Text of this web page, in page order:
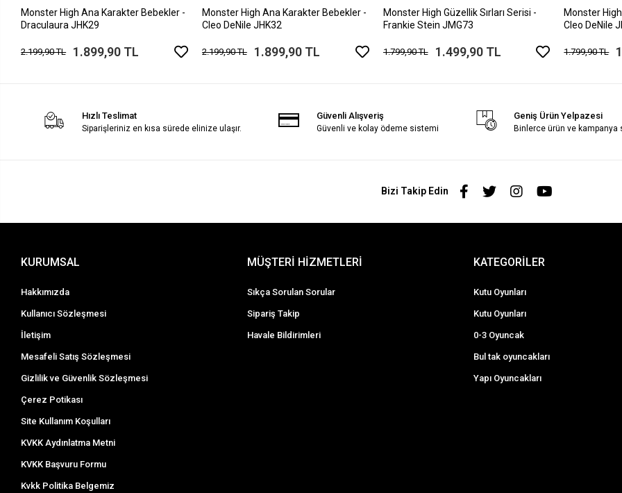
Monster High Ana Karakter Bebekler -
Draculaura JHK29
2.199,90 TL 1.899,90 TL
Monster High Ana Karakter Bebekler -
Cleo DeNile JHK32
2.199,90 TL 1.899,90 TL
Monster High Güzellik Sırları Serisi -
Frankie Stein JMG73
1.799,90 TL 1.499,90 TL
Monster
Cleo DeNile
1.799,90 TL
Hızlı Teslimat
Siparişleriniz en kısa sürede elinize ulaşır.
Güvenli Alışveriş
Güvenli ve kolay ödeme sistemi
Geniş Ürün Yelpazesi
Binlerce ürün ve kampanya
Bizi Takip Edin
KURUMSAL
Hakkımızda
Kullanıcı Sözleşmesi
İletişim
Mesafeli Satış Sözleşmesi
Gizlilik ve Güvenlik Sözleşmesi
Çerez Potikası
Site Kullanım Koşulları
KVKK Aydınlatma Metni
KVKK Başvuru Formu
Kvkk Politika Belgemiz
MÜŞTERİ HİZMETLERİ
Sıkça Sorulan Sorular
Sipariş Takip
Havale Bildirimleri
KATEGORİLER
Kutu Oyunları
Kutu Oyunları
0-3 Oyuncak
Bul tak oyuncakları
Yapı Oyuncakları